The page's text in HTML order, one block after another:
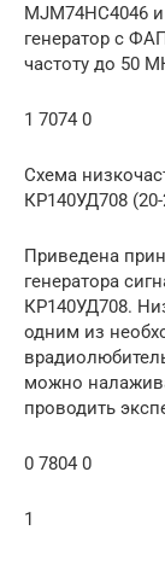
MJM74HC4046
генератор с
частоту до 50
1 7074 0
Схема
КР140УД708
Приведена
генератора
КР140УД708.
одним из
можно
проводить
0 7804 0
1